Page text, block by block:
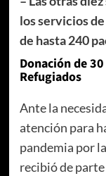
los servicios
de hasta 240
Donación de
Refugiados
Ante la
atención para
pandemia por
recibió de parte